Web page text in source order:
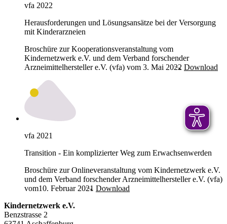
vfa 2022
Herausforderungen und Lösungsansätze bei der Versorgung
mit Kinderarzneien
Broschüre zur Kooperationsveranstaltung vom
Kindernetzwerk e.V. und dem Verband forschender
Arzneimittelhersteller e.V. (vfa) vom 3. Mai 2022 Download
vfa 2021
Transition - Ein komplizierter Weg zum Erwachsenwerden
Broschüre zur Onlineveranstaltung vom Kindernetzwerk e.V.
und dem Verband forschender Arzneimittelhersteller e.V. (vfa)
vom10. Februar 2021 Download
Kindernetzwerk e.V.
Benzstrasse 2